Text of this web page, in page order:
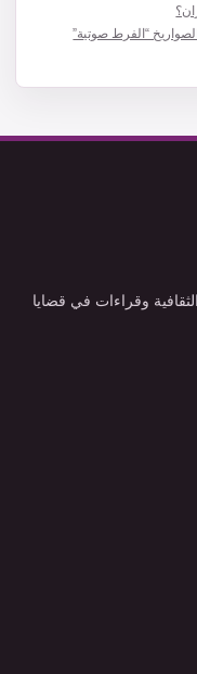
“الفرط صوتية”
وقراءات في قضايا